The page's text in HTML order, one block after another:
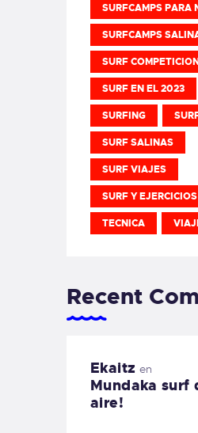
SURFCAMPS PARA
SURFCAMPS
SURF
SURF EN EL 2023
SURFING
SURF SALINAS
SURF VIAJES
SURF Y EJERCICIOS
TECNICA
Recent
Ekaitz en
Mundaka surf
aire!